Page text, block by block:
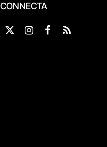
CONNECTA
X
Instagram
Facebook
RSS